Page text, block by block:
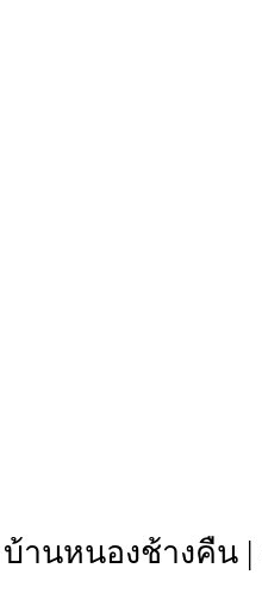
บ้านหนองช้างคืน |